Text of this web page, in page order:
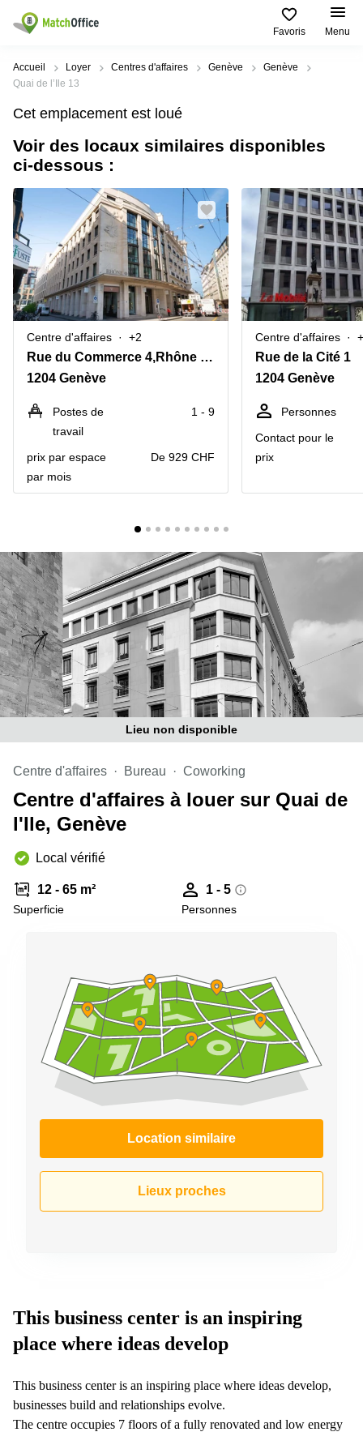
Favoris Menu
Rechercher / publier
Pages
de
Bureau
Coworking
Salle
de
réunion
Bureau
virtuel
Villes
Populaires
Location
bureau
Genève
Bureau à
louer
Lausanne
Coworking
Zurich
Genève
Coworking
Coworking
Basel
Coworking
Neuchâtel
Coworking
Bienne
Coworking
Nyon
Coworking
Versoix
Coworking
Meyrin
Salle
réunion
Zurich
Salles
de
Genève
Salle de
réunion
Lausanne
Lausanne
Recherches
populaires
Voie du
Chariot 3
12
Lausanne
Rue du
Pré-de-
la-
1
Genève
Rue de
1
Genève
Place
Fusterie
Corraterie
5 Genève
Place
Casa-
Bamba
1-3
Genève
Rue de
Lausanne
69
Louis-
18
de l’Ile
Genève
Route
Esplanade
de Pont-
Rouge 4
Lancy
Route
Meyrin
de la
Drance 2
Route
Pièce
1
Rolle
10 Zürich
Aide
Qui sommes-nous?
Publier un local
Prix
Connexion
Choisissez une langue
Switzerland
Accueil Loyer Centres d'affaires Genève
Genève
Quai de l’Ile 13
Cet emplacement est loué
Voir des locaux similaires disponibles
ci-dessous :
Centre d'affaires +2
Rue du Commerce 4,Rhône 8 Building, 2. Stock,2. Stock
1204 Genève
Postes de
travail
1 - 9
prix par espace
par mois
De 929 CHF
Centre d'affaires
Rue de la Cité 1
1204 Genève
Personnes
Contact pour le
prix
Lieu non disponible
Centre d'affaires Bureau Coworking
Centre d'affaires à louer sur Quai de
l'Ile, Genève
Local vérifié
12 - 65 m²
Superficie
1 - 5
Personnes
Location similaire
Lieux proches
This business center is an inspiring
place where ideas develop
This business center is an inspiring place where ideas develop,
businesses build and relationships evolve.
The centre occupies 7 floors of a fully renovated and low energy